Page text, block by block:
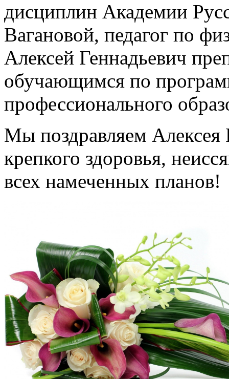
дисциплин Академии
Вагановой, педагог по
Алексей Геннадьевич
обучающимся по
профессионального
Мы поздравляем Алексея
крепкого здоровья,
всех намеченных планов!